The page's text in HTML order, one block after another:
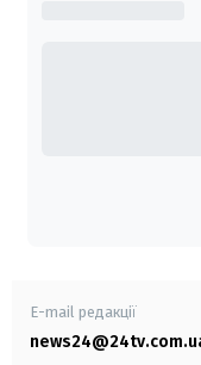
E-mail редакції